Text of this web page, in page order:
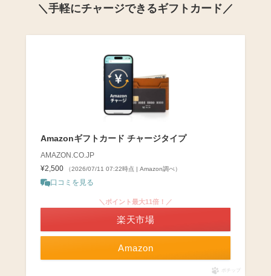
＼手軽にチャージできるギフトカード／
Amazonギフトカード チャージタイプ
AMAZON.CO.JP
¥2,500
（2026/07/11 07:22時点 | Amazon調べ）
口コミを見る
Amazon
＼ポイント最大11倍！／
楽天市場
ポチップ